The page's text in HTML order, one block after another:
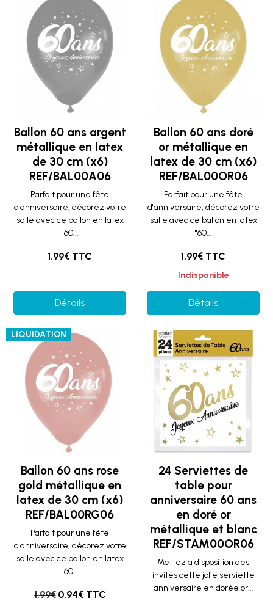
Ballon 60 ans argent
métallique en latex
de 30 cm (x6)
REF/BAL00A06
Parfait pour une fête
d'anniversaire, décorez votre
salle avec ce ballon en latex
"60...
1.99€ TTC
Détails
Ballon 60 ans doré
or métallique en
latex de 30 cm (x6)
REF/BAL00OR06
Parfait pour une fête
d'anniversaire, décorez votre
salle avec ce ballon en latex
"60...
1.99€ TTC
Indisponible
Détails
LIQUIDATION
Ballon 60 ans rose
gold métallique en
latex de 30 cm (x6)
REF/BAL00RG06
Parfait pour une fête
d'anniversaire, décorez votre
salle avec ce ballon en latex
"60...
1.99€ 0.94€ TTC
24 Serviettes de
table pour
anniversaire 60 ans
en doré or
métallique et blanc
REF/STAM00OR06
Mettez à disposition des
invités cette jolie serviette
anniversaire en dorée or...